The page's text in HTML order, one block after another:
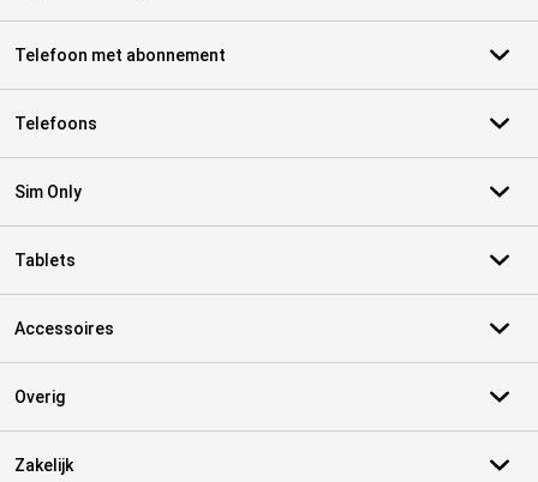
Telefoon met abonnement
Telefoons
Sim Only
Tablets
Accessoires
Overig
Zakelijk